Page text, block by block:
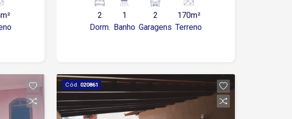
dormitórios, sendo 1 suíte Sala de
estar Cozinha com copa Área de
serviço Lavanderia 2 vagas de
2
Dorm.
1
Banho
2
Garagens
170m²
Terreno
Cód. 020861